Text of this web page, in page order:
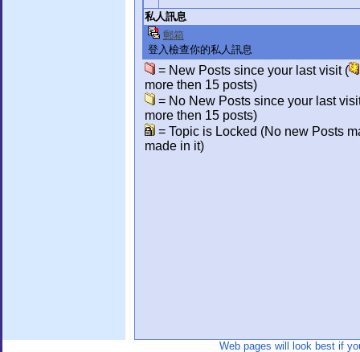
私人訊息
郵箱
登入檢查你的私人訊息
= New Posts since your last visit (
more then 15 posts)
= No New Posts since your last
more then 15 posts)
= Topic is Locked (No new Posts
made in it)
Web pages will look best if